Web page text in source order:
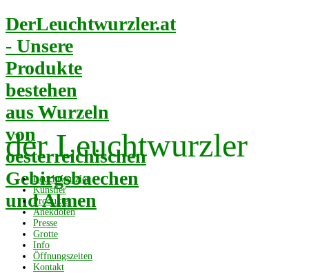
DerLeuchtwurzler.at
- Unsere
Produkte
bestehen
aus Wurzeln
von
oesterreichischen
Gebirgsbaechen
und Almen
der Leuchtwurzler
Leuchtwurzler
Künstler
Produkte
Anekdoten
Presse
Grotte
Info
Öffnungszeiten
Kontakt